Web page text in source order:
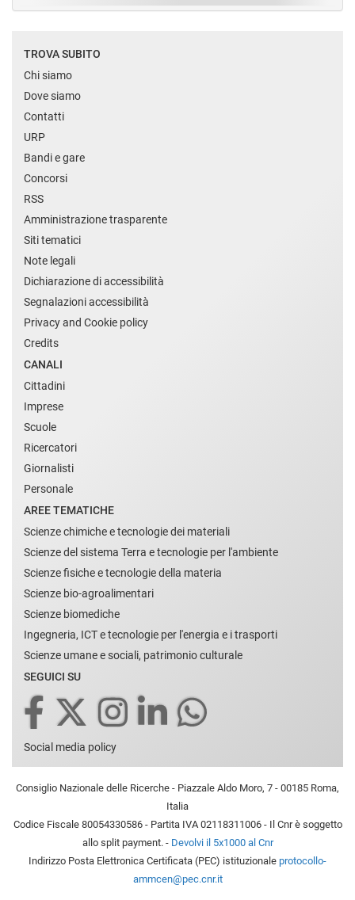
TROVA SUBITO
Chi siamo
Dove siamo
Contatti
URP
Bandi e gare
Concorsi
RSS
Amministrazione trasparente
Siti tematici
Note legali
Dichiarazione di accessibilità
Segnalazioni accessibilità
Privacy and Cookie policy
Credits
CANALI
Cittadini
Imprese
Scuole
Ricercatori
Giornalisti
Personale
AREE TEMATICHE
Scienze chimiche e tecnologie dei materiali
Scienze del sistema Terra e tecnologie per l'ambiente
Scienze fisiche e tecnologie della materia
Scienze bio-agroalimentari
Scienze biomediche
Ingegneria, ICT e tecnologie per l'energia e i trasporti
Scienze umane e sociali, patrimonio culturale
SEGUICI SU
Social media policy
Consiglio Nazionale delle Ricerche - Piazzale Aldo Moro, 7 - 00185 Roma,
Italia
Codice Fiscale 80054330586 - Partita IVA 02118311006 - Il Cnr è soggetto
allo split payment. - Devolvi il 5x1000 al Cnr
Indirizzo Posta Elettronica Certificata (PEC) istituzionale protocollo-
ammcen@pec.cnr.it